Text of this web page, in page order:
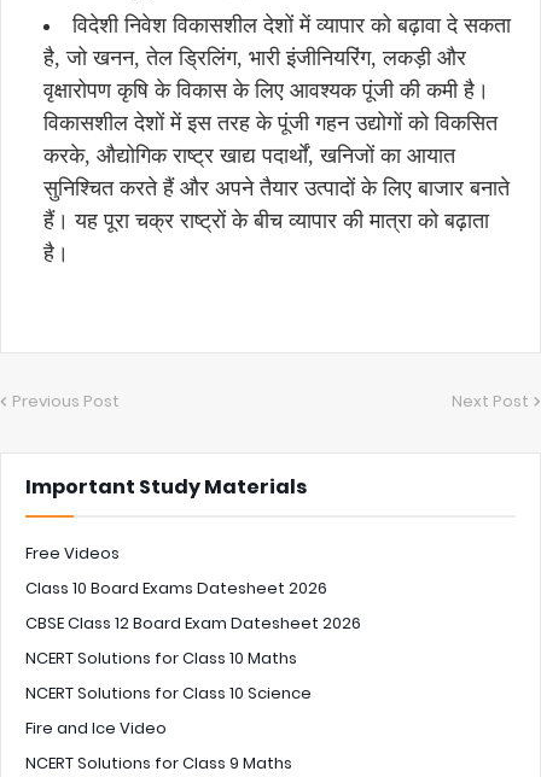
विदेशी निवेश विकासशील देशों में व्यापार को बढ़ावा दे सकता
है, जो खनन, तेल ड्रिलिंग, भारी इंजीनियरिंग, लकड़ी और
वृक्षारोपण कृषि के विकास के लिए आवश्यक पूंजी की कमी है।
विकासशील देशों में इस तरह के पूंजी गहन उद्योगों को विकसित
करके, औद्योगिक राष्ट्र खाद्य पदार्थों, खनिजों का आयात
सुनिश्चित करते हैं और अपने तैयार उत्पादों के लिए बाजार बनाते
हैं। यह पूरा चक्र राष्ट्रों के बीच व्यापार की मात्रा को बढ़ाता
है।
Previous Post Next Post
Important Study Materials
Free Videos
Class 10 Board Exams Datesheet 2026
CBSE Class 12 Board Exam Datesheet 2026
NCERT Solutions for Class 10 Maths
NCERT Solutions for Class 10 Science
Fire and Ice Video
NCERT Solutions for Class 9 Maths